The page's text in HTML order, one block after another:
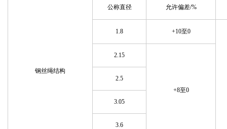
钢丝绳结构
公称直径 允许偏差/%
1.8 +10至0
2.15
+8至0
2.5
3.05
3.6